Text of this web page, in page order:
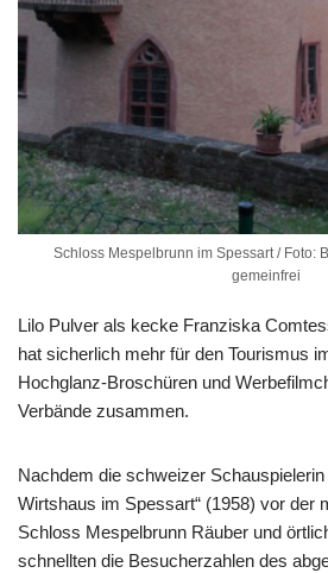
Schloss Mespelbrunn im Spessart / Foto:
gemeinfrei
Lilo Pulver als kecke Franziska
hat sicherlich mehr für den Tourismus
Hochglanz-Broschüren und
Verbände zusammen.
Nachdem die schweizer
Wirtshaus im Spessart“ (1958) vor der
Schloss Mespelbrunn Räuber und
schnellten die Besucherzahlen des